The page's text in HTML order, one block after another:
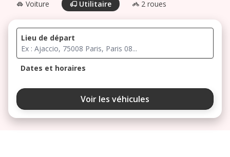
Voiture Utilitaire 2 roues
Lieu de départ
Dates et horaires
août 2026
ma me
Voir les véhicules